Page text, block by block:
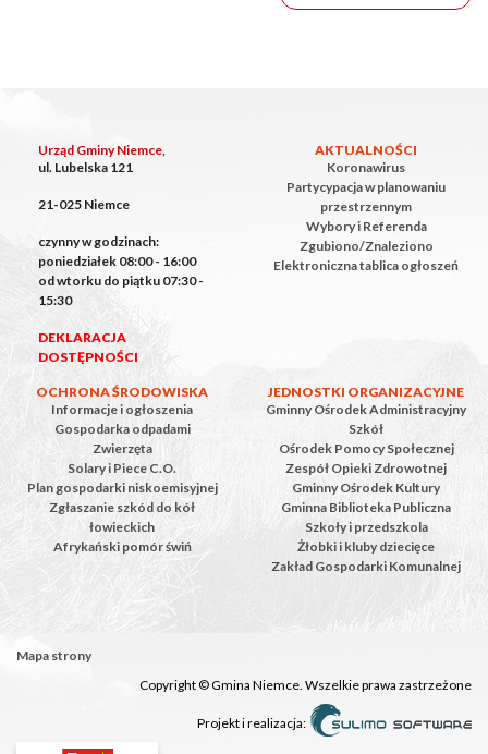
Urząd Gminy Niemce,
ul. Lubelska 121
21-025 Niemce
czynny w godzinach:
poniedziałek 08:00 - 16:00
od wtorku do piątku 07:30 -
15:30
DEKLARACJA
DOSTĘPNOŚCI
AKTUALNOŚCI
Koronawirus
Partycypacja w planowaniu
przestrzennym
Wybory i Referenda
Zgubiono/Znaleziono
Elektroniczna tablica ogłoszeń
OCHRONA ŚRODOWISKA
Informacje i ogłoszenia
Gospodarka odpadami
Zwierzęta
Solary i Piece C.O.
Plan gospodarki niskoemisyjnej
Zgłaszanie szkód do kół
łowieckich
Afrykański pomór świń
JEDNOSTKI ORGANIZACYJNE
Gminny Ośrodek Administracyjny
Szkół
Ośrodek Pomocy Społecznej
Zespół Opieki Zdrowotnej
Gminny Ośrodek Kultury
Gminna Biblioteka Publiczna
Szkoły i przedszkola
Żłobki i kluby dziecięce
Zakład Gospodarki Komunalnej
Mapa strony
Copyright © Gmina Niemce. Wszelkie prawa zastrzeżone
Projekt i realizacja: